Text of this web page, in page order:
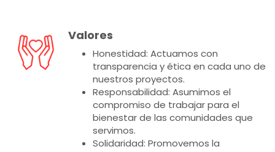
Valores
Honestidad: Actuamos con
transparencia y ética en cada uno de
nuestros proyectos.
Responsabilidad: Asumimos el
compromiso de trabajar para el
bienestar de las comunidades que
servimos.
Solidaridad: Promovemos la